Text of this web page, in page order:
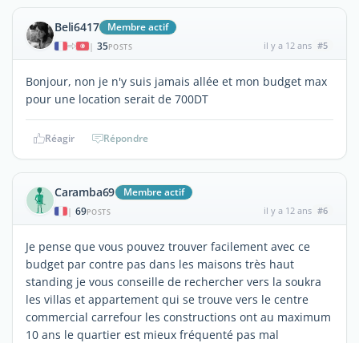
Beli6417 Membre actif
| 35POSTS il y a 12 ans #5
Bonjour, non je n'y suis jamais allée et mon budget max
pour une location serait de 700DT
Réagir Répondre
Caramba69 Membre actif
| 69POSTS il y a 12 ans #6
Je pense que vous pouvez trouver facilement avec ce
budget par contre pas dans les maisons très haut
standing je vous conseille de rechercher vers la soukra
les villas et appartement qui se trouve vers le centre
commercial carrefour les constructions ont au maximum
10 ans le quartier est mieux fréquenté pas mal